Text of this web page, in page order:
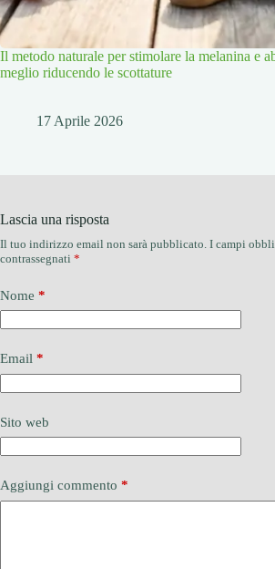
Il metodo naturale per stimolare la melanina e
meglio riducendo le scottature
17 Aprile 2026
Lascia una risposta
Il tuo indirizzo email non sarà pubblicato. I campi
contrassegnati *
Nome *
Email *
Sito web
Aggiungi commento *